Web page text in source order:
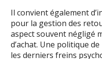
Il convient également
pour la gestion des
aspect souvent négligé
d’achat. Une politique
les derniers freins